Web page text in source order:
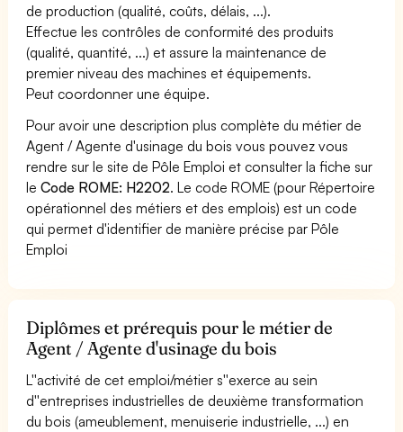
de production (qualité, coûts, délais, ...).
Effectue les contrôles de conformité des produits
(qualité, quantité, ...) et assure la maintenance de
premier niveau des machines et équipements.
Peut coordonner une équipe.
Pour avoir une description plus complète du métier de
Agent / Agente d'usinage du bois vous pouvez vous
rendre sur le site de Pôle Emploi et consulter la fiche sur
leCode ROME: H2202. Le code ROME (pour Répertoire
opérationnel des métiers et des emplois) est un code
qui permet d'identifier de manière précise par Pôle
Emploi
Diplômes et prérequis pour le métier de
Agent / Agente d'usinage du bois
L''activité de cet emploi/métier s''exerce au sein
d''entreprises industrielles de deuxième transformation
du bois (ameublement, menuiserie industrielle, ...) en